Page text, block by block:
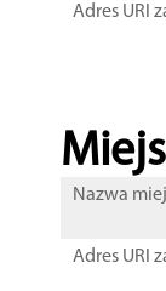
Adres URI
Nazwa
Adres URI